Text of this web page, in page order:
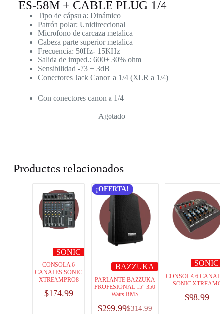
ES-58M + CABLE PLUG 1/4
Tipo de cápsula: Dinámico
Patrón polar: Unidireccional
Microfono de carcaza metalica
Cabeza parte superior metalica
Frecuencia: 50Hz- 15KHz
Salida de imped.: 600± 30% ohm
Sensibilidad -73 ± 3dB
Conectores Jack Canon a 1/4 (XLR a 1/4)
Con conectores canon a 1/4
Agotado
Productos relacionados
SONIC
CONSOLA 6
CANALES SONIC
XTREAMPRO8
$174.99
¡OFERTA!
BAZZUKA
PARLANTE BAZZUKA
PROFESIONAL 15″ 350
Watts RMS
$314.99
$299.99
SONIC
CONSOLA 6
SONIC
$98.99